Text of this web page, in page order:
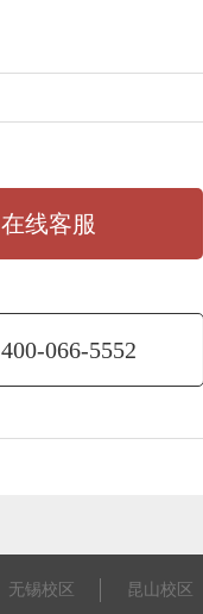
在线客服
400-066-5552
无锡校区 昆山校区